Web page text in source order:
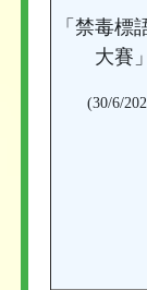
「禁毒標
大賽」
(30/6/